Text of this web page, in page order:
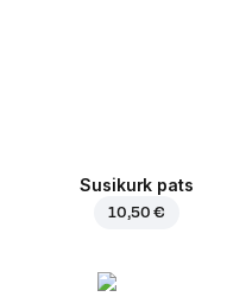
Susikurk pats
10,50 €